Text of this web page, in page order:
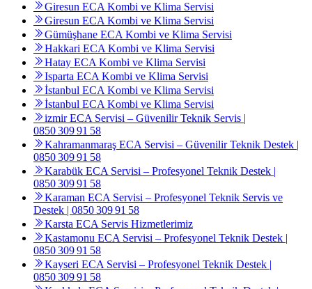
Giresun ECA Kombi ve Klima Servisi
Giresun ECA Kombi ve Klima Servisi
Gümüşhane ECA Kombi ve Klima Servisi
Hakkari ECA Kombi ve Klima Servisi
Hatay ECA Kombi ve Klima Servisi
Isparta ECA Kombi ve Klima Servisi
İstanbul ECA Kombi ve Klima Servisi
İstanbul ECA Kombi ve Klima Servisi
izmir ECA Servisi – Güvenilir Teknik Servis |
0850 309 91 58
Kahramanmaraş ECA Servisi – Güvenilir Teknik Destek |
0850 309 91 58
Karabük ECA Servisi – Profesyonel Teknik Destek |
0850 309 91 58
Karaman ECA Servisi – Profesyonel Teknik Servis ve
Destek | 0850 309 91 58
Karsta ECA Servis Hizmetlerimiz
Kastamonu ECA Servisi – Profesyonel Teknik Destek |
0850 309 91 58
Kayseri ECA Servisi – Profesyonel Teknik Destek |
0850 309 91 58